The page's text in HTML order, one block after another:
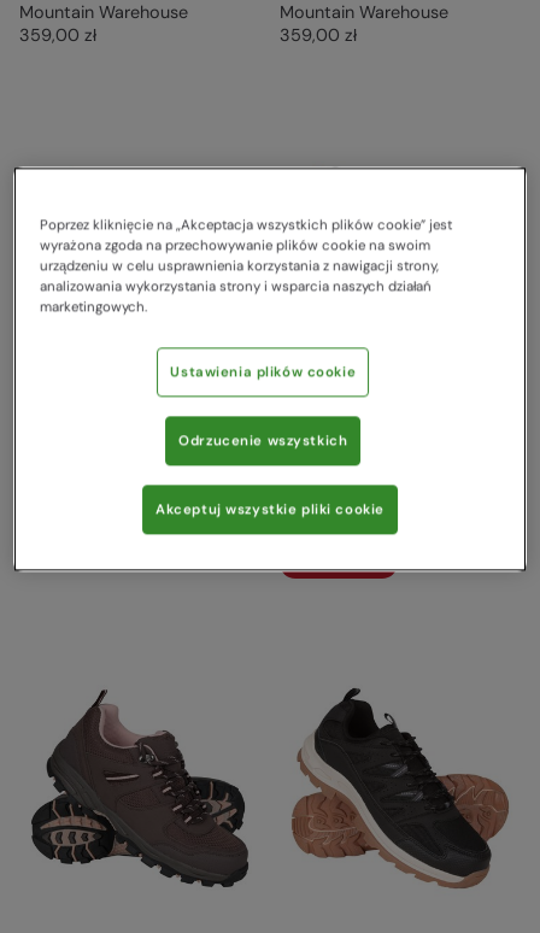
Mountain Warehouse
359,00 zł
Mountain Warehouse
359,00 zł
trekkingowe Ciemny szary
Mountain Warehouse
Oszczędzasz 43%
Curlew - buty
wodoodporne Ciemny beż
Mountain Warehouse
459,00 złOszczędzasz
199,00 zł
Poprzez kliknięcie na „Akceptacja wszystkich plików cookie” jest
wyrażona zgoda na przechowywanie plików cookie na swoim
urządzeniu w celu usprawnienia korzystania z nawigacji strony,
analizowania wykorzystania strony i wsparcia naszych działań
marketingowych.
Ustawienia plików cookie
Odrzucenie wszystkich
Akceptuj wszystkie pliki cookie